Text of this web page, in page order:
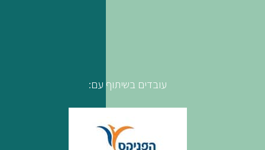
עובדים בשיתוף עם: